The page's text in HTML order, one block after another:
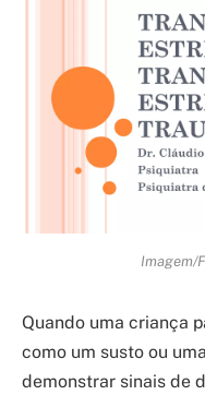
Imagem/
Quando uma criança
como um susto ou
demonstrar sinais de